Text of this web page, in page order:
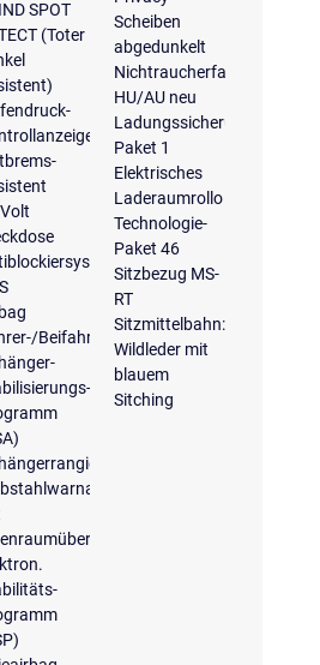
SPOT
(Toter
Beifahrerseite
Scheiben
abgedunkelt
Nichtraucherfahrzeug
HU/AU neu
Ladungssicherungs-
Paket 1
Elektrisches
Laderaumrollo
Technologie-
Paket 46
Sitzbezug MS-
RT
Sitzmittelbahn:
Wildleder mit
blauem
Sitching